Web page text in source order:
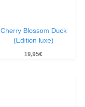
Cherry Blossom Duck
(Edition luxe)
19,95€